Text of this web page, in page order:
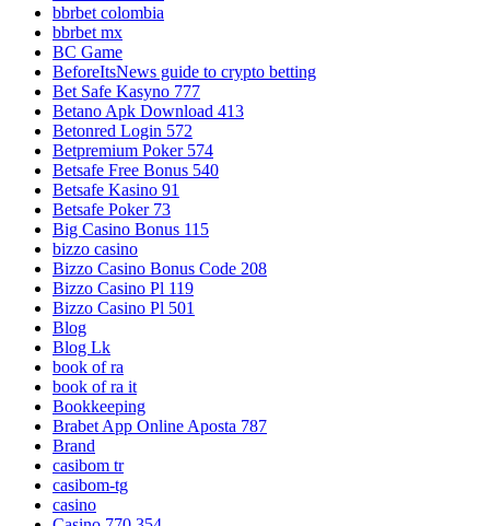
bbrbet colombia
bbrbet mx
BC Game
BeforeItsNews guide to crypto betting
Bet Safe Kasyno 777
Betano Apk Download 413
Betonred Login 572
Betpremium Poker 574
Betsafe Free Bonus 540
Betsafe Kasino 91
Betsafe Poker 73
Big Casino Bonus 115
bizzo casino
Bizzo Casino Bonus Code 208
Bizzo Casino Pl 119
Bizzo Casino Pl 501
Blog
Blog Lk
book of ra
book of ra it
Bookkeeping
Brabet App Online Aposta 787
Brand
casibom tr
casibom-tg
casino